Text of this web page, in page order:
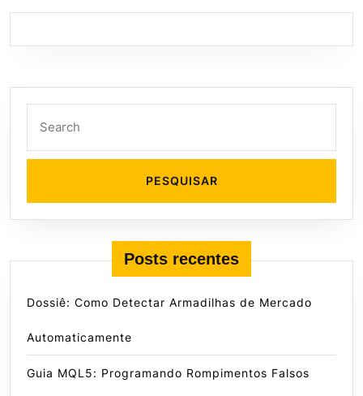
Posts recentes
Dossiê: Como Detectar Armadilhas de Mercado
Automaticamente
Guia MQL5: Programando Rompimentos Falsos